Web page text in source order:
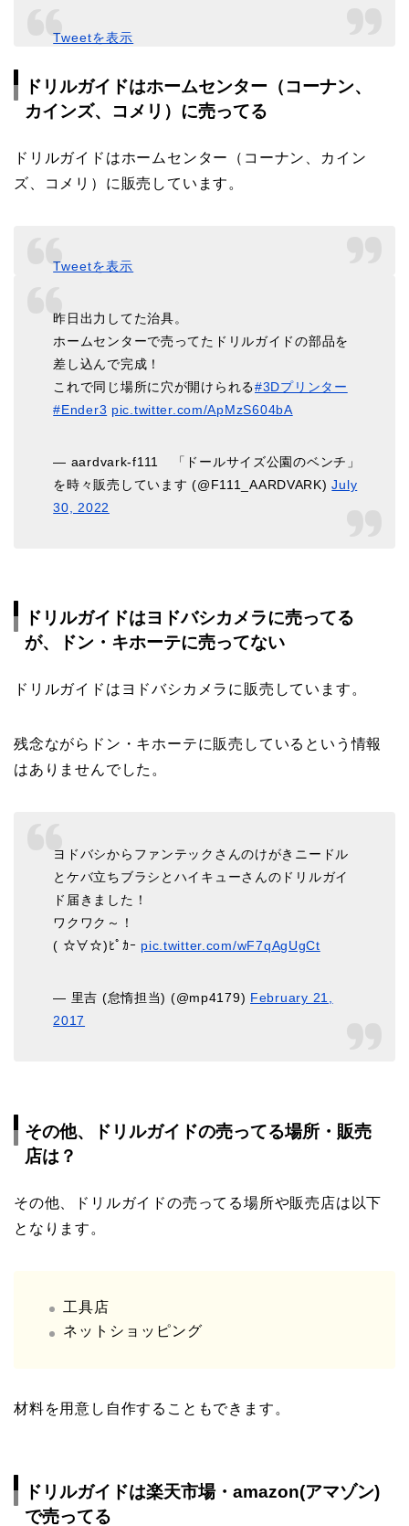
Tweetを表示
ドリルガイドはホームセンター（コーナン、
カインズ、コメリ）に売ってる
ドリルガイドはホームセンター（コーナン、カイン
ズ、コメリ）に販売しています。
Tweetを表示
昨日出力してた治具。
ホームセンターで売ってたドリルガイドの部品を
差し込んで完成！
これで同じ場所に穴が開けられる#3Dプリンター
#Ender3 pic.twitter.com/ApMzS604bA
— aardvark-f111 「ドールサイズ公園のベンチ」
を時々販売しています (@F111_AARDVARK)July
30, 2022
ドリルガイドはヨドバシカメラに売ってる
が、ドン・キホーテに売ってない
ドリルガイドはヨドバシカメラに販売しています。
残念ながらドン・キホーテに販売しているという情報
はありませんでした。
ヨドバシからファンテックさんのけがきニードル
とケバ立ちブラシとハイキューさんのドリルガイ
ド届きました！
ワクワク～！
( ☆∀☆)ﾋﾟｶｰ pic.twitter.com/wF7qAgUgCt
— 里吉 (怠惰担当) (@mp4179) February 21,
2017
その他、ドリルガイドの売ってる場所・販売
店は？
その他、ドリルガイドの売ってる場所や販売店は以下
となります。
工具店
ネットショッピング
材料を用意し自作することもできます。
ドリルガイドは楽天市場・amazon(アマゾン)
で売ってる